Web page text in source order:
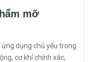
mỡ
dụng chủ yếu trong
cơ khí chính xác,